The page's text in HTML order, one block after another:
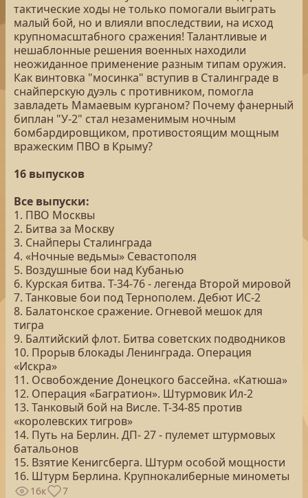
тактические ходы не только помогали выиграть
малый бой, но и влияли впоследствии, на исход
крупномасштабного сражения! Талантливые и
нешаблонные решения военных находили
неожиданное применение разным типам оружия.
Как винтовка "мосинка" вступив в Сталинграде в
снайперскую дуэль с противником, помогла
завладеть Мамаевым курганом? Почему фанерный
биплан "У-2" стал незаменимым ночным
бомбардировщиком, противостоящим мощным
вражеским ПВО в Крыму?
16 выпусков
Все выпуски:
1. ПВО Москвы
2. Битва за Москву
3. Снайперы Сталинграда
4. «Ночные ведьмы» Севастополя
5. Воздушные бои над Кубанью
6. Курская битва. Т-34-76 - легенда Второй мировой
7. Танковые бои под Тернополем. Дебют ИС-2
8. Балатонское сражение. Огневой мешок для
тигра
9. Балтийский флот. Битва советских подводников
10. Прорыв блокады Ленинграда. Операция
«Искра»
11. Освобождение Донецкого бассейна. «Катюша»
12. Операция «Багратион». Штурмовик Ил-2
13. Танковый бой на Висле. Т-34-85 против
«королевских тигров»
14. Путь на Берлин. ДП- 27 - пулемет штурмовых
батальонов
15. Взятие Кенигсберга. Штурм особой мощности
16. Штурм Берлина. Крупнокалиберные минометы
16к 7